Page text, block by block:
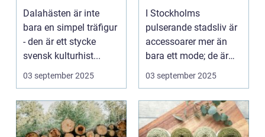
Sveriges
kulturhistoria.
Dalahästen är inte
bara en simpel träfigur
- den är ett stycke
svensk kulturhist...
03 september 2025
I Stockholms
pulserande stadsliv är
accessoarer mer än
bara ett mode; de är
uttryck f...
03 september 2025